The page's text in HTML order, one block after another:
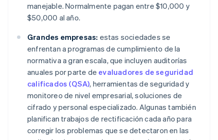
manejable. Normalmente pagan entre $10,000 y
$50,000 al año.
Grandes empresas: estas sociedades se
enfrentan a programas de cumplimiento de la
normativa a gran escala, que incluyen auditorías
anuales por parte de evaluadores de seguridad
calificados (QSA), herramientas de seguridad y
monitoreo de nivel empresarial, soluciones de
cifrado y personal especializado. Algunas también
planifican trabajos de rectificación cada año para
corregir los problemas que se detectaron en las